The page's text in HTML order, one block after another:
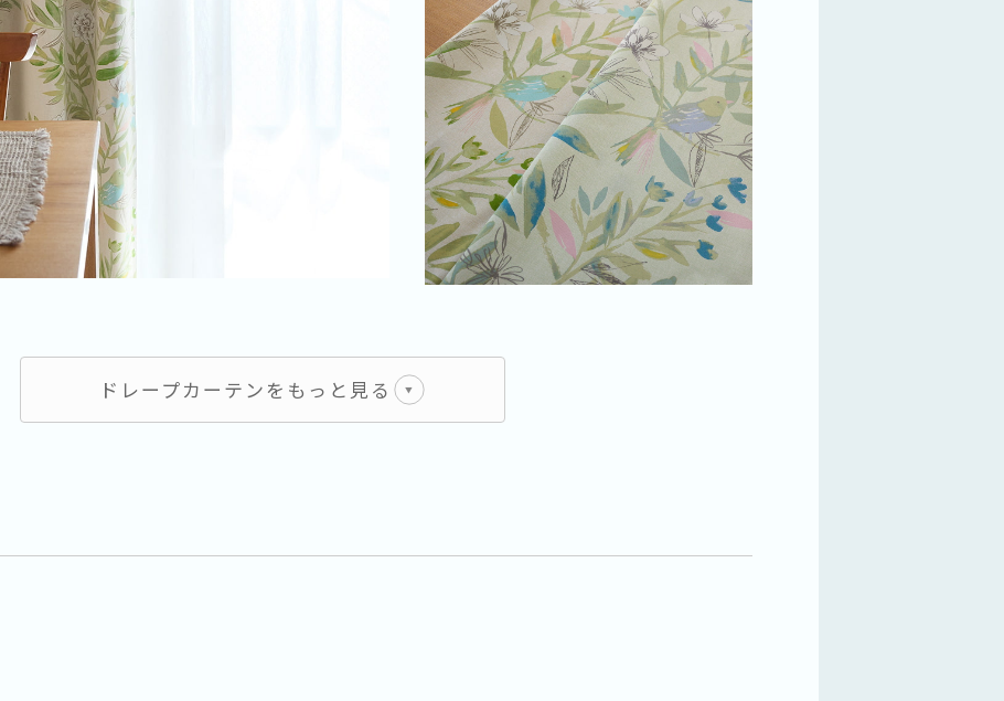
ドレープカーテンをもっと見る